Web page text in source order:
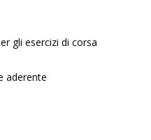
gli esercizi di corsa
aderente